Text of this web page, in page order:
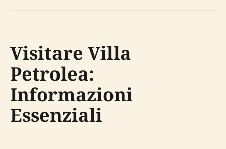
Visitare Villa
Petrolea:
Informazioni
Essenziali